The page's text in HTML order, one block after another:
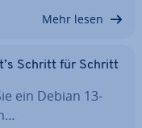
Mehr lesen
Schritt für Schritt
ein Debian 13-